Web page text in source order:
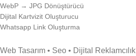
WebP → JPG Dönüştürücü
Dijital Kartvizit Oluşturucu
Whatsapp Link Oluşturma
Web Tasarım • Seo • Dijital Reklamcılık